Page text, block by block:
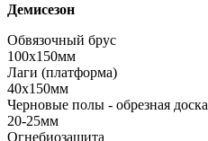
Демисезон
Обвязочный брус
100х150мм
Лаги (платформа)
40х150мм
Черновые полы - обрезная доска
20-25мм
Огнебиозащита